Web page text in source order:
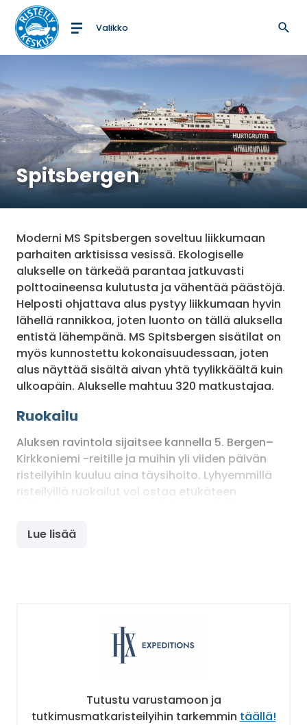
Etusivulle
Valikko
Spitsbergen
Moderni MS Spitsbergen soveltuu liikkumaan
parhaiten arktisissa vesissä. Ekologiselle
alukselle on tärkeää parantaa jatkuvasti
polttoaineensa kulutusta ja vähentää päästöjä.
Helposti ohjattava alus pystyy liikkumaan hyvin
lähellä rannikkoa, joten luonto on tällä aluksella
entistä lähempänä. MS Spitsbergen sisätilat on
myös kunnostettu kokonaisuudessaan, joten
alus näyttää sisältä aivan yhtä tyylikkäältä kuin
ulkoapäin. Alukselle mahtuu 320 matkustajaa.
Ruokailu
Aluksen ravintola sijaitsee kannella 5. Bergen–
Kirkkoniemi -reitille ja muihin yli viiden päivän
risteilyihin kuuluu aina täysihoito. Lyhyemmillä
risteilyillä ruokailut voi ostaa etukäteen
13 välillä ja illallinen klo 18.
Lue lisää
Tutustu varustamoon ja
tutkimusmatkaristeilyihin tarkemmin täällä!